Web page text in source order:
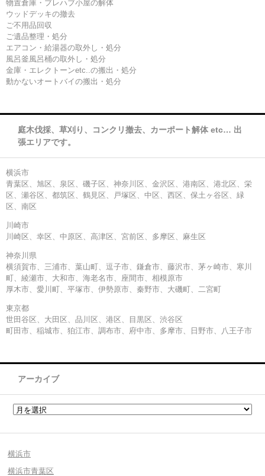
物置倉庫・プレハブ小屋の解体
ウッドデッキの撤去
ご不用品回収
ご遺品整理・処分
エアコン・給湯器の取外し・処分
風呂釜風呂桶の取外し・処分
金庫・エレクトーンetc..の搬出・処分
動かないオートバイの搬出・処分
庭木伐採、草刈り、コンクリ撤去、カーポート解体 etc… 出
張エリアです。
横浜市
青葉区、旭区、泉区、磯子区、神奈川区、金沢区、港南区、港北区、栄
区、瀬谷区、都筑区、鶴見区、戸塚区、中区、西区、保土ヶ谷区、緑
区、南区
川崎市
川崎区、幸区、中原区、高津区、宮前区、多摩区、麻生区
神奈川県
横須賀市、三浦市、葉山町、逗子市、鎌倉市、藤沢市、茅ヶ崎市、寒川
町、綾瀬市、大和市、海老名市、座間市、相模原市
厚木市、愛川町、平塚市、伊勢原市、秦野市、大磯町、二宮町
東京都
世田谷区、大田区、品川区、港区、目黒区、渋谷区
町田市、稲城市、狛江市、調布市、府中市、多摩市、日野市、八王子市
アーカイブ
横浜市
横浜市青葉区